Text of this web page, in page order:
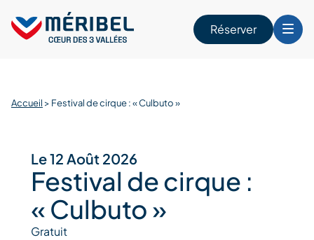
content
Réserver
Accueil > Festival de cirque : « Culbuto »
Le 12 Août 2026
Festival de cirque :
« Culbuto »
Gratuit